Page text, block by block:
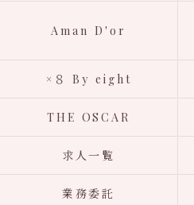
Aman D'or
×８ By eight
THE OSCAR
求人一覧
業務委託